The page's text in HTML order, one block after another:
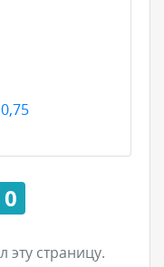
0
страницу.